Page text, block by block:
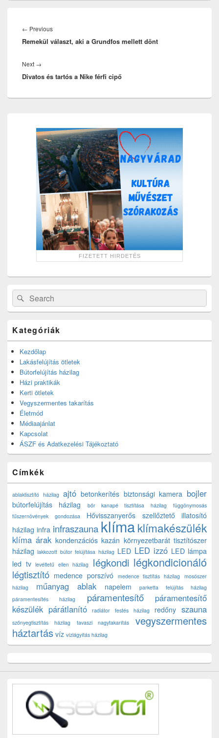
navigáció
← PreviousPrevious
post:
Remekül választ, aki a Grundfos mellett dönt
Next →
post:
Divatos és tartós a Nike férfi cipő
Search
for:
Search
Kategóriák
Kezdőlap
Lakásfelújítás ötletek
Bútorfelújítás házilag
Házi praktikák
Kerti ötletek
Vegyszermentes takarítás
Életmód
Médiaajánlat
Kapcsolat
ÁSZF és Adatkezelési Tájékoztató
Címkék
ablaktisztító házilag ajtó betonkerítés biztonsági kamera bojler
bútorfelújítás házilag bőr kanapé tisztítása házilag
függönymosás
fűszernövények gondozása
Hővisszanyerős szellőztető
illatosító
házilag infra infraszauna klímaklímakészülék
klíma árak kondenzációs kazán környezetbarát tisztítószer
házilag lakkozott bútor felújítása házilag LED LED izzó LED lámpa
led tv levéltetű ellen házilag légkondi légkondicionáló
légtisztító medence porszívó medence tisztítás házilag
mosószer
házilag
műanyag ablak napelem
parketta felújítás házilag
páramentesítés házilag
páramentesítő
páramentesítő
készülék párátlanító radiátor festés házilag redőny szauna
szőnyegtisztítás házilag tavaszi nagytakarítás
vegyszermentes
háztartás víz vízlágyítás házilag